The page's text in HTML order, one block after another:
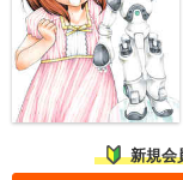
新規会